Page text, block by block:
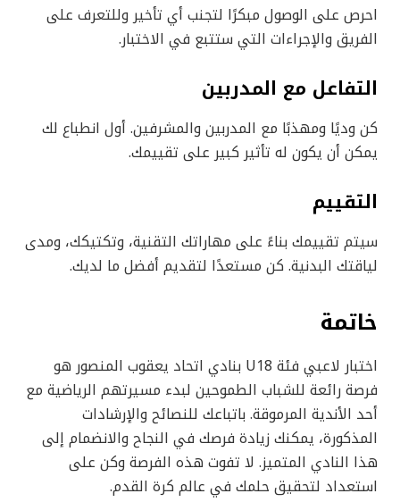
احرص على الوصول مبكرًا لتجنب أي تأخير وللتعرف على
الفريق والإجراءات التي ستتبع في الاختبار.
التفاعل مع المدربين
كن وديًا ومهذبًا مع المدربين والمشرفين. أول انطباع لك
يمكن أن يكون له تأثير كبير على تقييمك.
التقييم
سيتم تقييمك بناءً على مهاراتك التقنية، وتكتيكك، ومدى
لياقتك البدنية. كن مستعدًا لتقديم أفضل ما لديك.
خاتمة
اختبار لاعبي فئة U18 بنادي اتحاد يعقوب المنصور هو
فرصة رائعة للشباب الطموحين لبدء مسيرتهم الرياضية مع
أحد الأندية المرموقة. باتباعك للنصائح والإرشادات
المذكورة، يمكنك زيادة فرصك في النجاح والانضمام إلى
هذا النادي المتميز. لا تفوت هذه الفرصة وكن على
استعداد لتحقيق حلمك في عالم كرة القدم.